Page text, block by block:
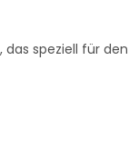
, das speziell für